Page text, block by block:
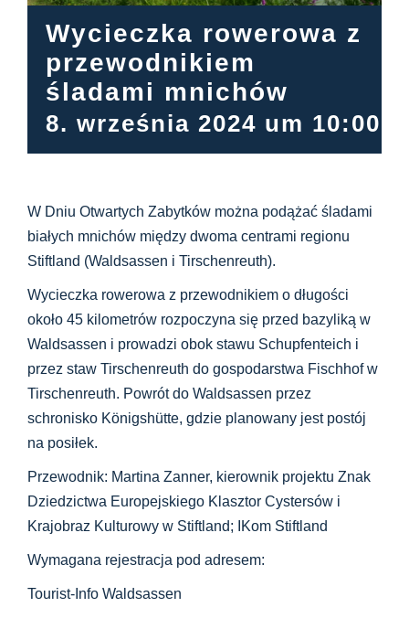
Centrum informacyjne
Pliki do pobrania
Miejsce nauki
Łatwy język
Polski
Wycieczka rowerowa z
przewodnikiem
śladami mnichów
8. września 2024 um 10:00
W Dniu Otwartych Zabytków można podążać śladami
białych mnichów między dwoma centrami regionu
Stiftland (Waldsassen i Tirschenreuth).
Wycieczka rowerowa z przewodnikiem o długości
około 45 kilometrów rozpoczyna się przed bazyliką w
Waldsassen i prowadzi obok stawu Schupfenteich i
przez staw Tirschenreuth do gospodarstwa Fischhof w
Tirschenreuth. Powrót do Waldsassen przez
schronisko Königshütte, gdzie planowany jest postój
na posiłek.
Przewodnik: Martina Zanner, kierownik projektu Znak
Dziedzictwa Europejskiego Klasztor Cystersów i
Krajobraz Kulturowy w Stiftland; IKom Stiftland
Wymagana rejestracja pod adresem:
Tourist-Info Waldsassen